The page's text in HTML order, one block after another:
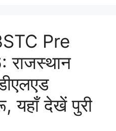
Pre
यहाँ देखें पुरी